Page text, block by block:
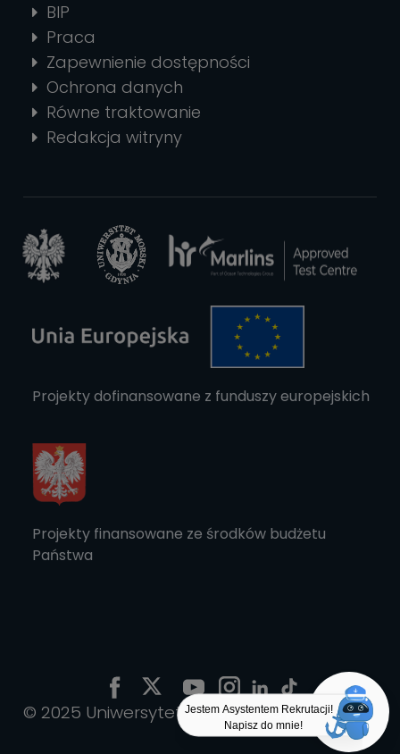
BIP
Praca
Zapewnienie dostępności
Ochrona danych
Równe traktowanie
Redakcja witryny
Projekty dofinansowane z funduszy europejskich
Projekty finansowane ze środków budżetu
Państwa
© 2025 Uniwersytet Morski w Gdyni